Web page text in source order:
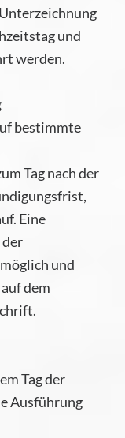
und
werden.
bestimmte
Tag nach der
Eine
und
dem
Tag der
Ausführung